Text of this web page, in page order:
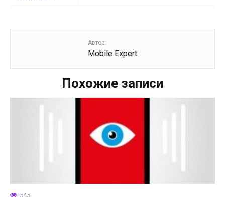
Автор:
Mobile Expert
Похожие записи
545